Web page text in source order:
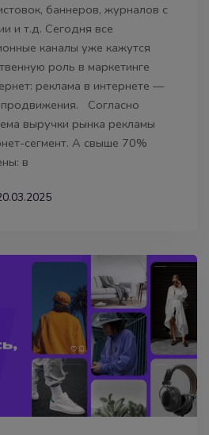
баннеров, журналов с
и т.д. Сегодня все
каналы уже кажутся
роль в маркетинге
реклама в интернете —
продвижения. Согласно
выручки рынка рекламы
сегмент. А свыше 70%
в